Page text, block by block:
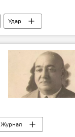
Удар
Журнал